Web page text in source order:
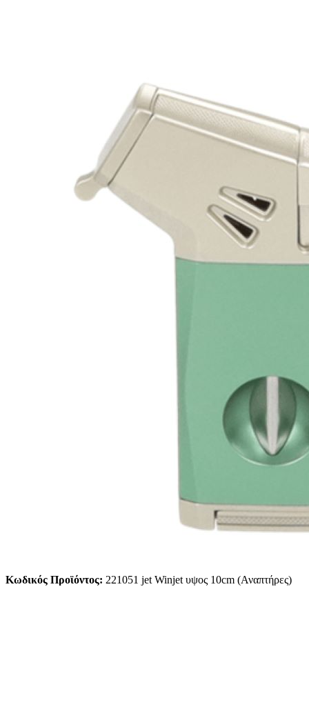
Κωδικός Προϊόντος: 221051 jet Winjet υψος 10cm (Αναπτήρες)